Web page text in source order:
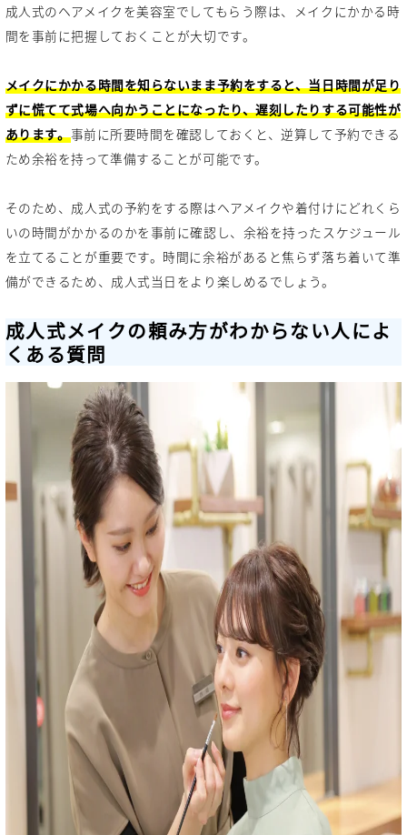
成人式のヘアメイクを美容室でしてもらう際は、メイクにかかる時
間を事前に把握しておくことが大切です。
メイクにかかる時間を知らないまま予約をすると、当日時間が足り
ずに慌てて式場へ向かうことになったり、遅刻したりする可能性が
あります。事前に所要時間を確認しておくと、逆算して予約できる
ため余裕を持って準備することが可能です。
そのため、成人式の予約をする際はヘアメイクや着付けにどれくら
いの時間がかかるのかを事前に確認し、余裕を持ったスケジュール
を立てることが重要です。時間に余裕があると焦らず落ち着いて準
備ができるため、成人式当日をより楽しめるでしょう。
成人式メイクの頼み方がわからない人によ
くある質問